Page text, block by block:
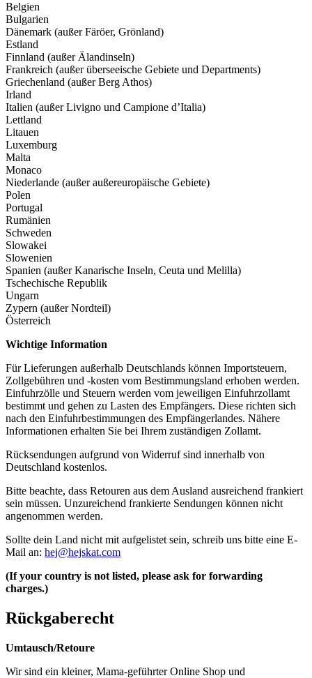
Belgien
Bulgarien
Dänemark (außer Färöer, Grönland)
Estland
Finnland (außer Älandinseln)
Frankreich (außer überseeische Gebiete und Departments)
Griechenland (außer Berg Athos)
Irland
Italien (außer Livigno und Campione d’Italia)
Lettland
Litauen
Luxemburg
Malta
Monaco
Niederlande (außer außereuropäische Gebiete)
Polen
Portugal
Rumänien
Schweden
Slowakei
Slowenien
Spanien (außer Kanarische Inseln, Ceuta und Melilla)
Tschechische Republik
Ungarn
Zypern (außer Nordteil)
Österreich
Wichtige Information
Für Lieferungen außerhalb Deutschlands können Importsteuern,
Zollgebühren und -kosten vom Bestimmungsland erhoben werden.
Einfuhrzölle und Steuern werden vom jeweiligen Einfuhrzollamt
bestimmt und gehen zu Lasten des Empfängers. Diese richten sich
nach den Einfuhrbestimmungen des Empfängerlandes. Nähere
Informationen erhalten Sie bei Ihrem zuständigen Zollamt.
Rücksendungen aufgrund von Widerruf sind innerhalb von
Deutschland kostenlos.
Bitte beachte, dass Retouren aus dem Ausland ausreichend frankiert
sein müssen. Unzureichend frankierte Sendungen können nicht
angenommen werden.
Sollte dein Land nicht mit aufgelistet sein, schreib uns bitte eine E-
Mail an: hej@hejskat.com
(If your country is not listed, please ask for forwarding
charges.)
Rückgaberecht
Umtausch/Retoure
Wir sind ein kleiner, Mama-geführter Online Shop und